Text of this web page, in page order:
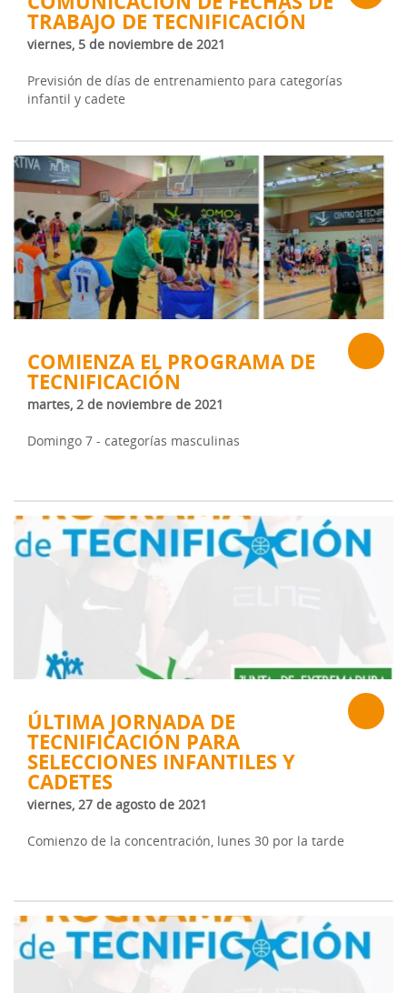
TRABAJO DE TECNIFICACIÓN
viernes, 5 de noviembre de 2021
Previsión de días de entrenamiento para categorías
infantil y cadete
COMIENZA EL PROGRAMA DE
TECNIFICACIÓN
martes, 2 de noviembre de 2021
Domingo 7 - categorías masculinas
ÚLTIMA JORNADA DE
TECNIFICACIÓN PARA
SELECCIONES INFANTILES Y
CADETES
viernes, 27 de agosto de 2021
Comienzo de la concentración, lunes 30 por la tarde